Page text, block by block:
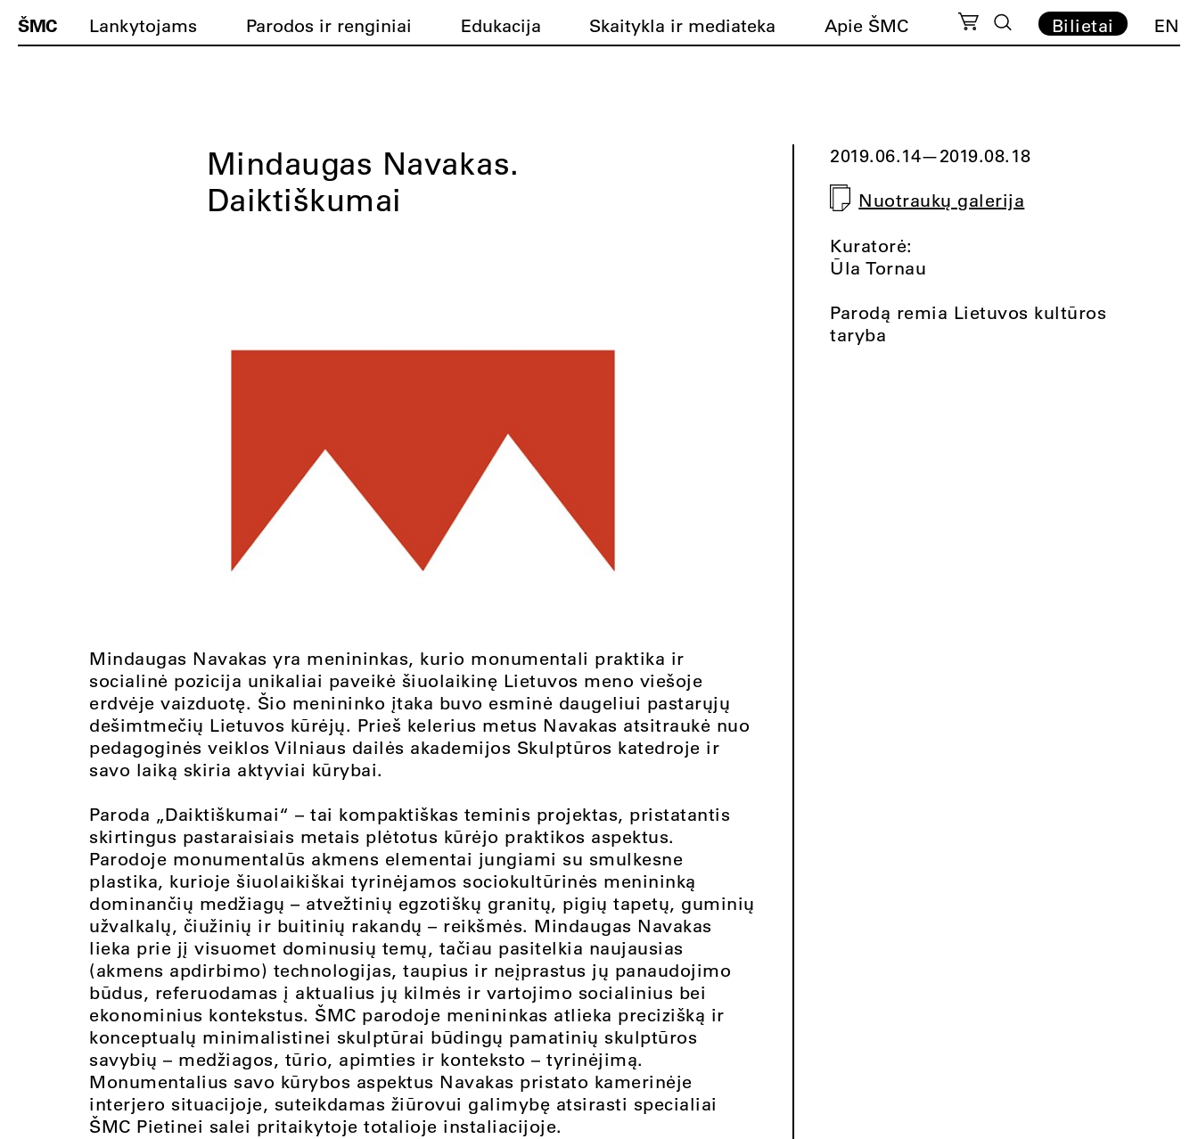
ŠMC Lankytojams Parodos ir renginiai Edukacija Skaitykla ir mediateka Apie ŠMC Bilietai EN
Mindaugas Navakas.
Daiktiškumai
Mindaugas Navakas yra menininkas, kurio monumentali praktika ir
socialinė pozicija unikaliai paveikė šiuolaikinę Lietuvos meno viešoje
erdvėje vaizduotę. Šio menininko įtaka buvo esminė daugeliui pastarųjų
dešimtmečių Lietuvos kūrėjų. Prieš kelerius metus Navakas atsitraukė nuo
pedagoginės veiklos Vilniaus dailės akademijos Skulptūros katedroje ir
savo laiką skiria aktyviai kūrybai.
Paroda „Daiktiškumai“ – tai kompaktiškas teminis projektas, pristatantis
skirtingus pastaraisiais metais plėtotus kūrėjo praktikos aspektus.
Parodoje monumentalūs akmens elementai jungiami su smulkesne
plastika, kurioje šiuolaikiškai tyrinėjamos sociokultūrinės menininką
dominančių medžiagų – atvežtinių egzotiškų granitų, pigių tapetų, guminių
užvalkalų, čiužinių ir buitinių rakandų – reikšmės. Mindaugas Navakas
lieka prie jį visuomet dominusių temų, tačiau pasitelkia naujausias
(akmens apdirbimo) technologijas, taupius ir neįprastus jų panaudojimo
būdus, referuodamas į aktualius jų kilmės ir vartojimo socialinius bei
ekonominius kontekstus. ŠMC parodoje menininkas atlieka precizišką ir
konceptualų minimalistinei skulptūrai būdingų pamatinių skulptūros
savybių – medžiagos, tūrio, apimties ir konteksto – tyrinėjimą.
Monumentalius savo kūrybos aspektus Navakas pristato kamerinėje
interjero situacijoje, suteikdamas žiūrovui galimybę atsirasti specialiai
ŠMC Pietinei salei pritaikytoje totalioje instaliacijoje.
2019.06.14—2019.08.18
Nuotraukų galerija
Kuratorė:
Ūla Tornau
Parodą remia Lietuvos kultūros
taryba